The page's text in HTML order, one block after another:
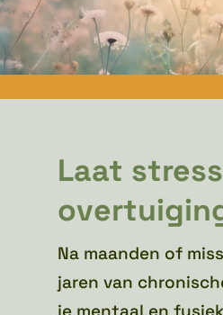
Laat
Na maanden of
jaren van